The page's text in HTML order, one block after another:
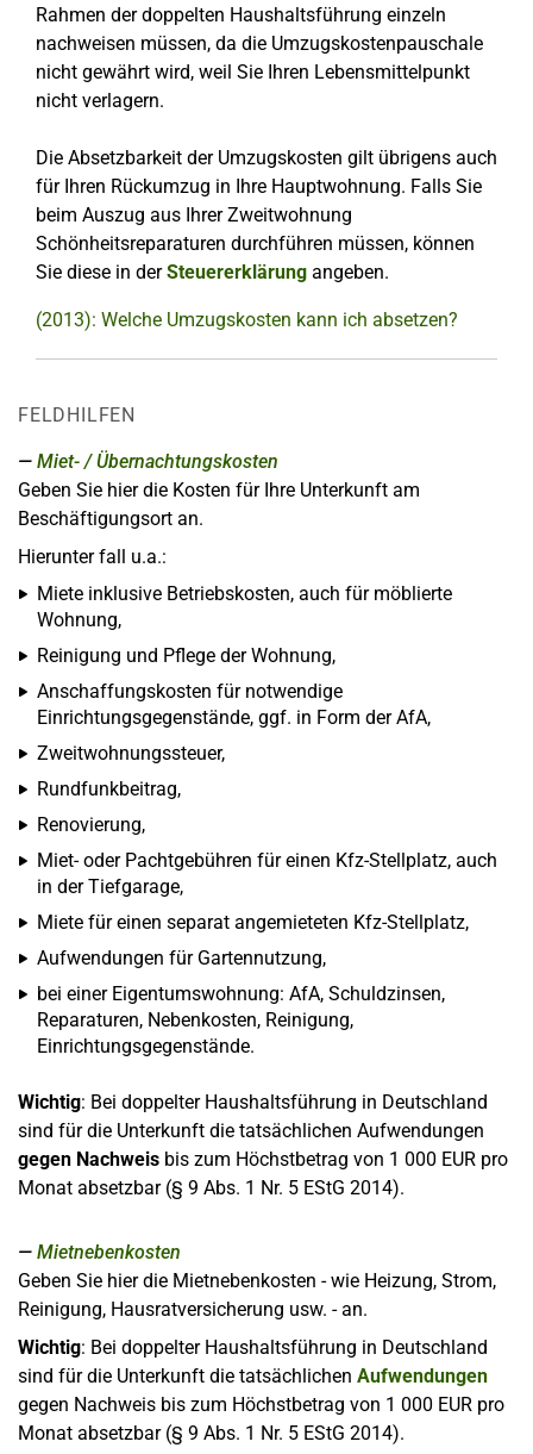
Rahmen der doppelten Haushaltsführung einzeln
nachweisen müssen, da die Umzugskostenpauschale
nicht gewährt wird, weil Sie Ihren Lebensmittelpunkt
nicht verlagern.
Die Absetzbarkeit der Umzugskosten gilt übrigens auch
für Ihren Rückumzug in Ihre Hauptwohnung. Falls Sie
beim Auszug aus Ihrer Zweitwohnung
Schönheitsreparaturen durchführen müssen, können
Sie diese in derSteuererklärung angeben.
(2013): Welche Umzugskosten kann ich absetzen?
FELDHILFEN
Miet- / Übernachtungskosten
Geben Sie hier die Kosten für Ihre Unterkunft am
Beschäftigungsort an.
Hierunter fall u.a.:
Miete inklusive Betriebskosten, auch für möblierte
Wohnung,
Reinigung und Pflege der Wohnung,
Anschaffungskosten für notwendige
Einrichtungsgegenstände, ggf. in Form der AfA,
Zweitwohnungssteuer,
Rundfunkbeitrag,
Renovierung,
Miet- oder Pachtgebühren für einen Kfz-Stellplatz, auch
in der Tiefgarage,
Miete für einen separat angemieteten Kfz-Stellplatz,
Aufwendungen für Gartennutzung,
bei einer Eigentumswohnung: AfA, Schuldzinsen,
Reparaturen, Nebenkosten, Reinigung,
Einrichtungsgegenstände.
Wichtig: Bei doppelter Haushaltsführung in Deutschland
sind für die Unterkunft die tatsächlichen Aufwendungen
gegen Nachweis bis zum Höchstbetrag von 1 000 EUR pro
Monat absetzbar (§ 9 Abs. 1 Nr. 5 EStG 2014).
Mietnebenkosten
Geben Sie hier die Mietnebenkosten - wie Heizung, Strom,
Reinigung, Hausratversicherung usw. - an.
Wichtig: Bei doppelter Haushaltsführung in Deutschland
sind für die Unterkunft die tatsächlichen Aufwendungen
gegen Nachweis bis zum Höchstbetrag von 1 000 EUR pro
Monat absetzbar (§ 9 Abs. 1 Nr. 5 EStG 2014).